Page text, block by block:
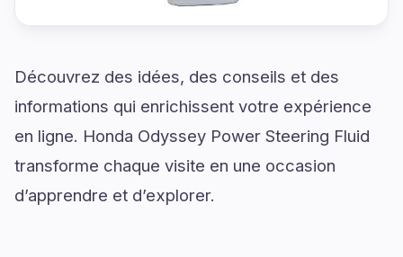
Découvrez des idées, des conseils et des
informations qui enrichissent votre expérience
en ligne. Honda Odyssey Power Steering Fluid
transforme chaque visite en une occasion
d’apprendre et d’explorer.